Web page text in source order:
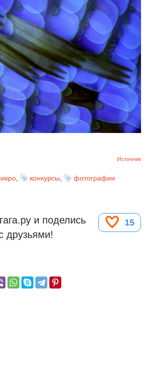
Источник
конкурсы фотографии
15
и поделись
друзьями!